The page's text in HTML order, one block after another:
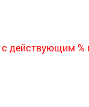
с действующим